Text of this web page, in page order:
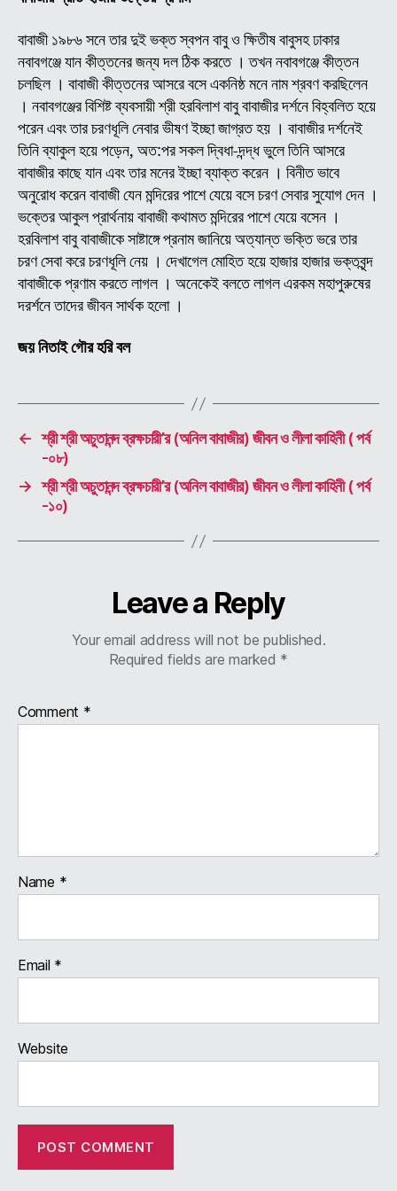
বাবাজী ১৯৮৬ সনে তার দুই ভক্ত স্বপন বাবু ও ক্ষিতীষ বাবুসহ ঢাকার
নবাবগঞ্জে যান কীত্তনের জন্য দল ঠিক করতে । তখন নবাবগঞ্জে কীত্তন
চলছিল । বাবাজী কীত্তনের আসরে বসে একনিষ্ঠ মনে নাম শ্রবণ করছিলেন
। নবাবগঞ্জের বিশিষ্ট ব্যবসায়ী শ্রী হরবিলাশ বাবু বাবাজীর দর্শনে বিহ্বলিত হয়ে
পরেন এবং তার চরণধূলি নেবার ভীষণ ইচ্ছা জাগ্রত হয় । বাবাজীর দর্শনেই
তিনি ব্যাকুল হয়ে পড়েন, অত:পর সকল দ্বিধা-দন্দ্ধ ভুলে তিনি আসরে
বাবাজীর কাছে যান এবং তার মনের ইচ্ছা ব্যাক্ত করেন । বিনীত ভাবে
অনুরোধ করেন বাবাজী যেন মন্দিরের পাশে যেয়ে বসে চরণ সেবার সুযোগ দেন ।
ভক্তের আকুল প্রার্থনায় বাবাজী কথামত মন্দিরের পাশে যেয়ে বসেন ।
হরবিলাশ বাবু বাবাজীকে সাষ্টাঙ্গে প্রনাম জানিয়ে অত্যান্ত ভক্তি ভরে তার
চরণ সেবা করে চরণধূলি নেয় । দেখাগেল মোহিত হয়ে হাজার হাজার ভক্তবৃন্দ
বাবাজীকে প্রণাম করতে লাগল । অনেকেই বলতে লাগল এরকম মহাপুরুষের
দরর্শনে তাদের জীবন সার্থক হলো ।
জয় নিতাই গৌর হরি বল
← শ্রী শ্রী অচুতানন্দ ব্রক্ষচারী’র (অনিল বাবাজীর) জীবন ও লীলা কাহিনী ( পর্ব
-০৮)
→ শ্রী শ্রী অচুতানন্দ ব্রক্ষচারী’র (অনিল বাবাজীর) জীবন ও লীলা কাহিনী ( পর্ব
-১০)
Leave a Reply
Your email address will not be published.
Required fields are marked *
Comment *
Name *
Email *
Website